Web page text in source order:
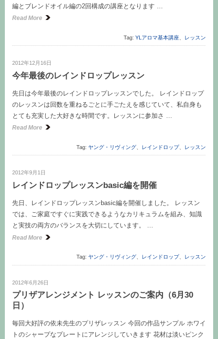
編とブレンドオイル編の2回構成の講座となります …
Read More
Tag: YLアロマ基本講座 レッスン
2012年12月16日
今年最後のレインドロップレッスン
先日は今年最後のレインドロップレッスンでした。 レインドロップ
のレッスンは回数を重ねるごとに手ごたえを感じていて、私自身も
とても充実した大好きな時間です。レッスンに参加さ …
Read More
Tag: ヤング・リヴィング レインドロップ、 レッスン
2012年9月1日
レインドロップレッスンbasic編を開催
先日、レインドロップレッスンbasic編を開催しました。 レッスン
では、ご家庭ですぐに実践できるようなカリキュラムを組み、知識
と実技の両方のバランスを大切にしています。 …
Read More
Tag: ヤング・リヴィング レインドロップ、 レッスン
2012年6月26日
プリザアレンジメント レッスンのご案内（6月30
日）
毎回大好評の依未先生のプリザレッスン 今回の作品サンプル ホワイ
トのシャープなプレートにアレンジしていきます 花材は淡いピンク